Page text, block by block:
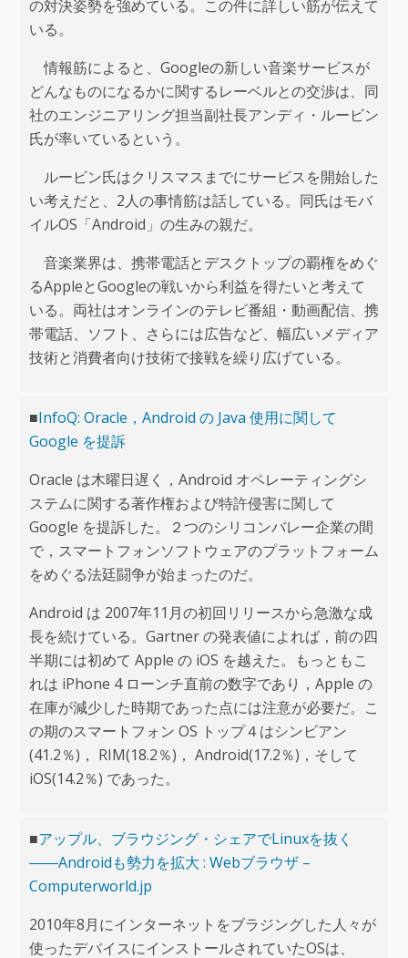
の対決姿勢を強めている。この件に詳しい筋が伝えて
いる。
情報筋によると、Googleの新しい音楽サービスが
どんなものになるかに関するレーベルとの交渉は、同
社のエンジニアリング担当副社長アンディ・ルービン
氏が率いているという。
ルービン氏はクリスマスまでにサービスを開始した
い考えだと、2人の事情筋は話している。同氏はモバ
イルOS「Android」の生みの親だ。
音楽業界は、携帯電話とデスクトップの覇権をめぐ
るAppleとGoogleの戦いから利益を得たいと考えて
いる。両社はオンラインのテレビ番組・動画配信、携
帯電話、ソフト、さらには広告など、幅広いメディア
技術と消費者向け技術で接戦を繰り広げている。
■InfoQ: Oracle，Android の Java 使用に関して
Google を提訴
Oracle は木曜日遅く，Android オペレーティングシ
ステムに関する著作権および特許侵害に関して
Google を提訴した。２つのシリコンバレー企業の間
で，スマートフォンソフトウェアのプラットフォーム
をめぐる法廷闘争が始まったのだ。
Android は 2007年11月の初回リリースから急激な成
長を続けている。Gartner の発表値によれば，前の四
半期には初めて Apple の iOS を越えた。もっともこ
れは iPhone 4 ローンチ直前の数字であり，Apple の
在庫が減少した時期であった点には注意が必要だ。こ
の期のスマートフォン OS トップ４はシンビアン
(41.2％)， RIM(18.2％)， Android(17.2％)，そして
iOS(14.2％) であった。
■アップル、ブラウジング・シェアでLinuxを抜く
――Androidも勢力を拡大 : Webブラウザ –
Computerworld.jp
2010年8月にインターネットをブラジングした人々が
使ったデバイスにインストールされていたOSは、